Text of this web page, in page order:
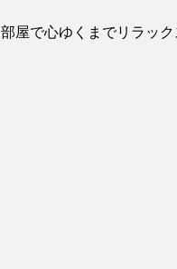
屋で心ゆくまでリラック